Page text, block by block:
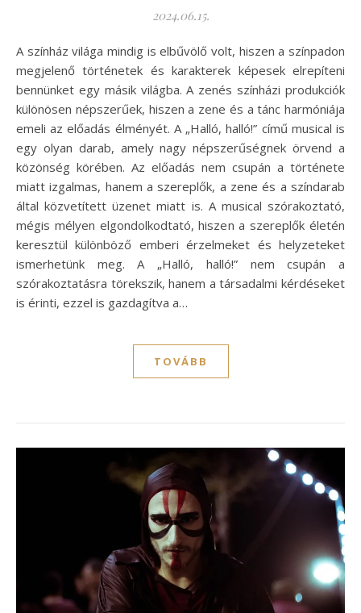
2024.06.15.
A színház világa mindig is elbűvölő volt, hiszen a színpadon
megjelenő történetek és karakterek képesek elrepíteni
bennünket egy másik világba. A zenés színházi produkciók
különösen népszerűek, hiszen a zene és a tánc harmóniája
emeli az előadás élményét. A „Halló, halló!” című musical is
egy olyan darab, amely nagy népszerűségnek örvend a
közönség körében. Az előadás nem csupán a története
miatt izgalmas, hanem a szereplők, a zene és a színdarab
által közvetített üzenet miatt is. A musical szórakoztató,
mégis mélyen elgondolkodtató, hiszen a szereplők életén
keresztül különböző emberi érzelmeket és helyzeteket
ismerhetünk meg. A „Halló, halló!” nem csupán a
szórakoztatásra törekszik, hanem a társadalmi kérdéseket
is érinti, ezzel is gazdagítva a…
TOVÁBB